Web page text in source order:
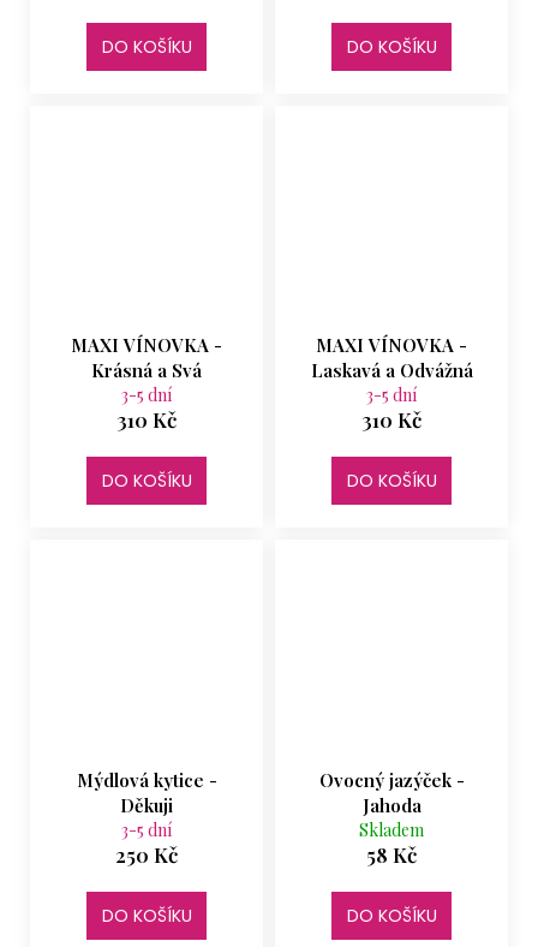
DO KOŠÍKU DO KOŠÍKU
MAXI VÍNOVKA -
Krásná a Svá
3-5 dní
310 Kč
DO KOŠÍKU
MAXI VÍNOVKA -
Laskavá a Odvážná
3-5 dní
310 Kč
DO KOŠÍKU
Mýdlová kytice -
Děkuji
3-5 dní
250 Kč
DO KOŠÍKU
Ovocný jazýček -
Jahoda
Skladem
58 Kč
DO KOŠÍKU